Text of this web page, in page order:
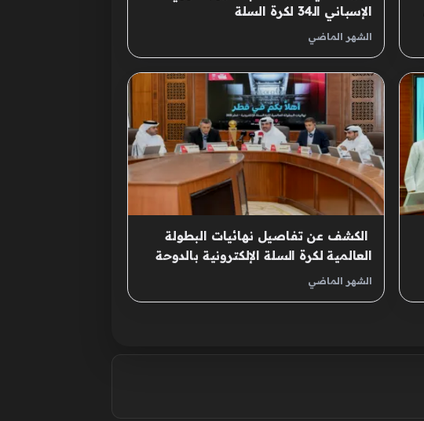
الإسباني الـ34 لكرة السلة
الشهر الماضي
‫ الكشف عن تفاصيل نهائيات البطولة
العالمية لكرة السلة الإلكترونية بالدوحة
الشهر الماضي